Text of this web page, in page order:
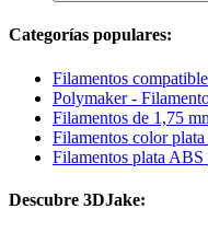
Categorías populares:
Filamentos
Polymaker -
Filamentos de 1,75
Filamentos color
Filamentos plata ABS
Descubre 3DJake: